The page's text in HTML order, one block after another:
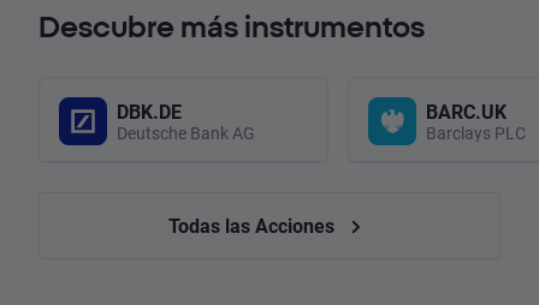
Descubre más instrumentos
DBK.DE
Deutsche Bank AG
BARC.UK
Barclays PLC
Todas las Acciones